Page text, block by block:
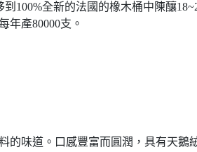
100%全新的法國的橡木桶中陳釀
年產80000支。
的味道。口感豐富而圓潤，具有天鵝